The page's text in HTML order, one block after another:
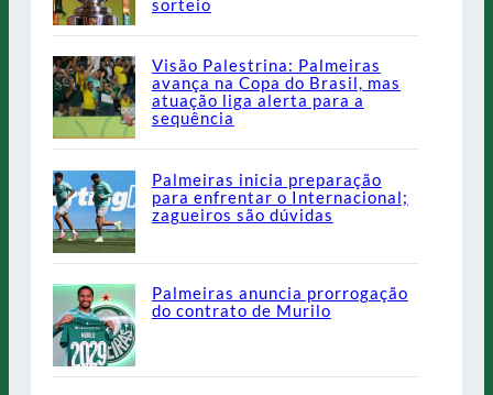
sorteio
Visão Palestrina: Palmeiras
avança na Copa do Brasil, mas
atuação liga alerta para a
sequência
Palmeiras inicia preparação
para enfrentar o Internacional;
zagueiros são dúvidas
Palmeiras anuncia prorrogação
do contrato de Murilo